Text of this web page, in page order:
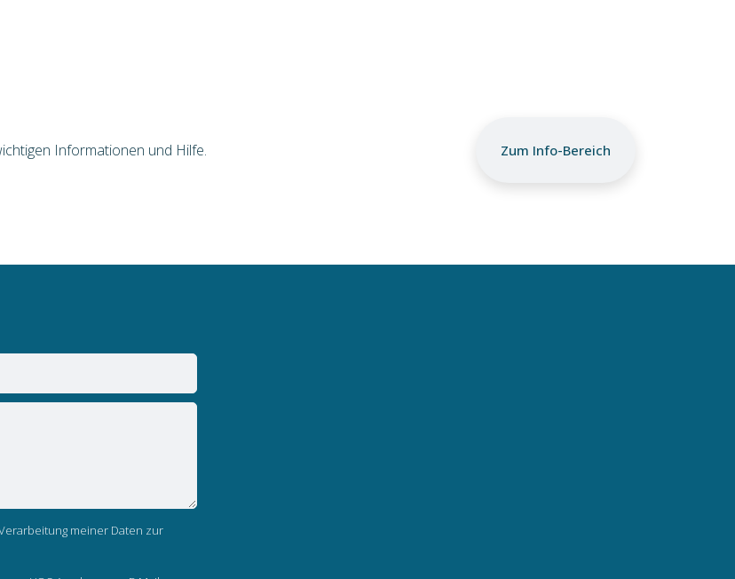
Informationen und Hilfe. Zum Info-Bereich
meiner Daten zur